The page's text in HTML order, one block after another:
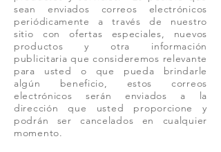
sean enviados correos electrónicos
periódicamente a través de nuestro
sitio con ofertas especiales, nuevos
productos y otra información
publicitaria que consideremos relevante
para usted o que pueda brindarle
algún beneficio, estos correos
electrónicos serán enviados a la
dirección que usted proporcione y
podrán ser cancelados en cualquier
momento.